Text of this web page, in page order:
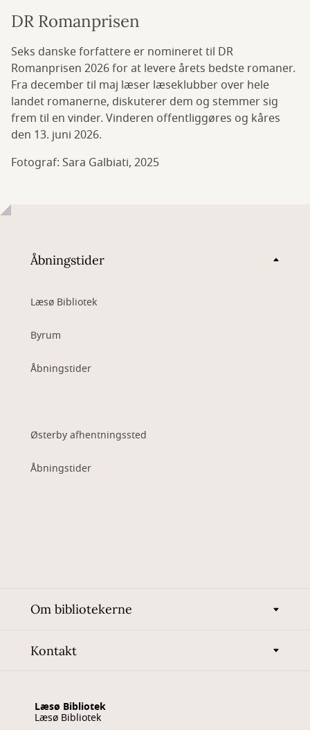
DR Romanprisen
Seks danske forfattere er nomineret til DR
Romanprisen 2026 for at levere årets bedste romaner.
Fra december til maj læser læseklubber over hele
landet romanerne, diskuterer dem og stemmer sig
frem til en vinder. Vinderen offentliggøres og kåres
den 13. juni 2026.
Fotograf: Sara Galbiati, 2025
Åbningstider
Læsø Bibliotek
Byrum
Åbningstider
Østerby afhentningssted
Åbningstider
Om bibliotekerne
Kontakt
Læsø Bibliotek
Læsø Bibliotek